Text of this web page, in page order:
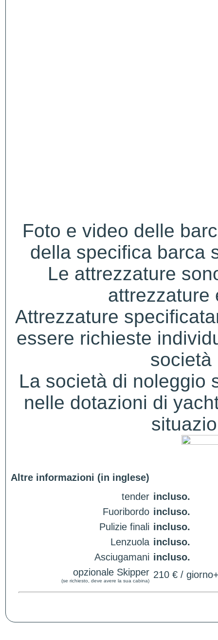
Foto e video delle
della specifica barca
Le attrezzature
attrezzature
Attrezzature
essere richieste
società
La società di noleggio
nelle dotazioni di
Altre informazioni (in inglese)
tender incluso.
Fuoribordo incluso.
Pulizie finali incluso.
Lenzuola incluso.
Asciugamani incluso.
opzionale Skipper
(se richiesto, deve avere la sua cabina)
210 € /